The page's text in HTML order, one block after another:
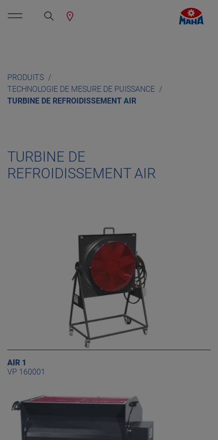
PRODUITS
TECHNOLOGIE DE MESURE DE PUISSANCE
TURBINE DE REFROIDISSEMENT AIR
TURBINE DE
REFROIDISSEMENT AIR
AIR 1
VP 160001